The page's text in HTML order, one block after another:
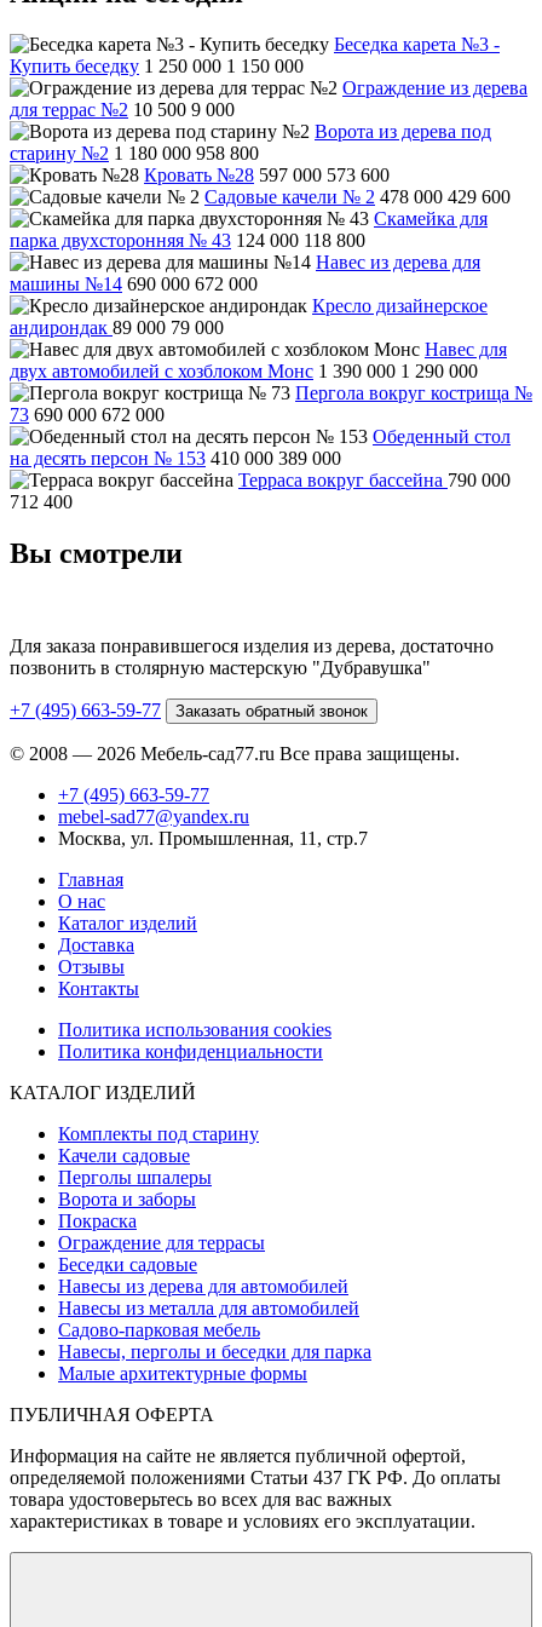
Беседка карета №3 -
Купить беседку 1 250 000 1 150 000
Ограждение из дерева
для террас №2 10 500 9 000
Ворота из дерева под
старину №2 1 180 000 958 800
Кровать №28 597 000 573 600
Садовые качели № 2 478 000 429 600
Скамейка для
парка двухсторонняя № 43 124 000 118 800
Навес из дерева для
машины №14 690 000 672 000
Кресло дизайнерское
андирондак 89 000 79 000
Навес для
двух автомобилей с хозблоком Монс 1 390 000 1 290 000
Пергола вокруг кострища №
73 690 000 672 000
Обеденный стол
на десять персон № 153 410 000 389 000
Терраса вокруг бассейна 790 000
712 400
Вы смотрели
Для заказа понравившегося изделия из дерева, достаточно
позвонить в столярную мастерскую "Дубравушка"
+7 (495) 663-59-77 Заказать обратный звонок
© 2008 — 2026 Мебель-сад77.ru Все права защищены.
+7 (495) 663-59-77
mebel-sad77@yandex.ru
Москва, ул. Промышленная, 11, стр.7
Главная
О нас
Каталог изделий
Доставка
Отзывы
Контакты
Политика использования cookies
Политика конфиденциальности
КАТАЛОГ ИЗДЕЛИЙ
Комплекты под старину
Качели садовые
Перголы шпалеры
Ворота и заборы
Покраска
Ограждение для террасы
Беседки садовые
Навесы из дерева для автомобилей
Навесы из металла для автомобилей
Садово-парковая мебель
Навесы, перголы и беседки для парка
Малые архитектурные формы
ПУБЛИЧНАЯ ОФЕРТА
Информация на сайте не является публичной офертой,
определяемой положениями Статьи 437 ГК РФ. До оплаты
товара удостоверьтесь во всех для вас важных
характеристиках в товаре и условиях его эксплуатации.